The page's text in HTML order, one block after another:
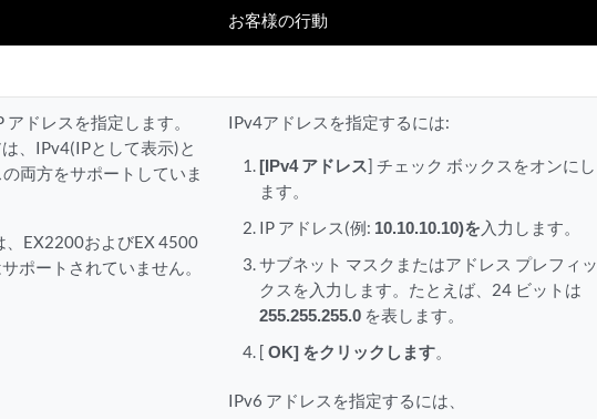
お客様の行動
アドレスを指定します。
、IPv4(IPとして表示)と
両方をサポートしていま
、EX2200およびEX 4500
ポートされていません。
IPv4アドレスを指定するには:
[IPv4 アドレス] チェック ボックスをオンにし
ます。
IP アドレス(例: 10.10.10.10)を 入力します。
サブネット マスクまたはアドレス プレフィッ
クスを入力します。たとえば、24 ビットは
255.255.255.0を表します。
[ OK] をクリックします。
IPv6 アドレスを指定するには、